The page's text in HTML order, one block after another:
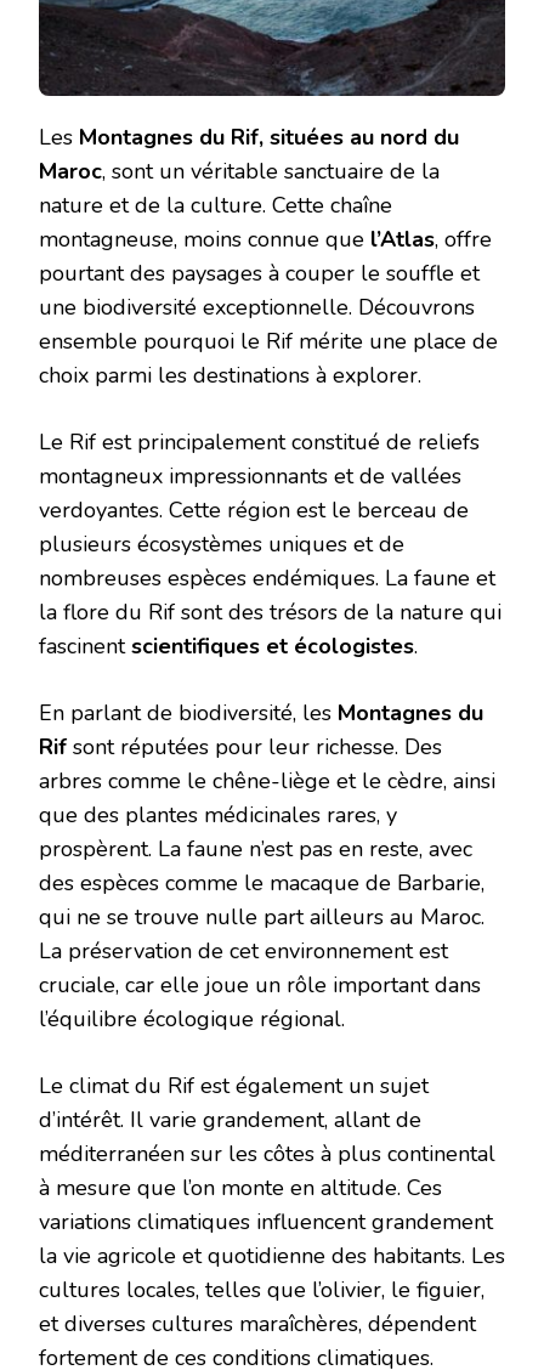
Les Montagnes du Rif, situées au nord du
Maroc, sont un véritable sanctuaire de la
nature et de la culture. Cette chaîne
montagneuse, moins connue que l’Atlas, offre
pourtant des paysages à couper le souffle et
une biodiversité exceptionnelle. Découvrons
ensemble pourquoi le Rif mérite une place de
choix parmi les destinations à explorer.
Le Rif est principalement constitué de reliefs
montagneux impressionnants et de vallées
verdoyantes. Cette région est le berceau de
plusieurs écosystèmes uniques et de
nombreuses espèces endémiques. La faune et
la flore du Rif sont des trésors de la nature qui
fascinentscientifiques et écologistes.
En parlant de biodiversité, les Montagnes du
Rif sont réputées pour leur richesse. Des
arbres comme le chêne-liège et le cèdre, ainsi
que des plantes médicinales rares, y
prospèrent. La faune n’est pas en reste, avec
des espèces comme le macaque de Barbarie,
qui ne se trouve nulle part ailleurs au Maroc.
La préservation de cet environnement est
cruciale, car elle joue un rôle important dans
l’équilibre écologique régional.
Le climat du Rif est également un sujet
d’intérêt. Il varie grandement, allant de
méditerranéen sur les côtes à plus continental
à mesure que l’on monte en altitude. Ces
variations climatiques influencent grandement
la vie agricole et quotidienne des habitants. Les
cultures locales, telles que l’olivier, le figuier,
et diverses cultures maraîchères, dépendent
fortement de ces conditions climatiques.